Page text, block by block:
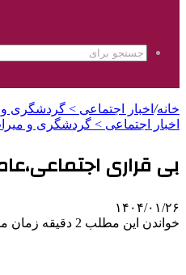
خانه/ اخبار اجتماعی > گردشگری
اخبار اجتماعی > گردشگری و
بی قراری
۱۴۰۴/۰۱/۲۶
خواندن این مطلب 2 دقیقه زمان میبرد